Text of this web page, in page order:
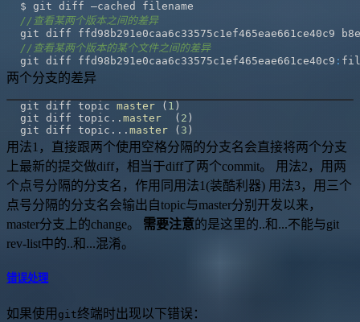
//查看某两个版本之间的差异
//查看某两个版本的某个文件之间的差异
git diff ffd98b291e0caa6c33575c1ef465eae661ce40c9 :
两个分支的差异
git diff topic master ( 1 )
git diff topic . . master ( 2 )
git diff topic . . . master ( 3 )
用法1，直接跟两个使用空格分隔的分支名会直接将两个分支
上最新的提交做diff，相当于diff了两个commit。 用法2，用两
个点号分隔的分支名，作用同用法1(装酷利器) 用法3，用三个
点号分隔的分支名会输出自topic与master分别开发以来，
master分支上的change。 需要注意的是这里的..和...不能与git
rev-list中的..和...混淆。
错误处理
如果使用 git终端时出现以下错误：